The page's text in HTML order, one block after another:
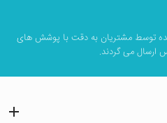
توسط مشتریان به دقت با پوشش های
می گردند.